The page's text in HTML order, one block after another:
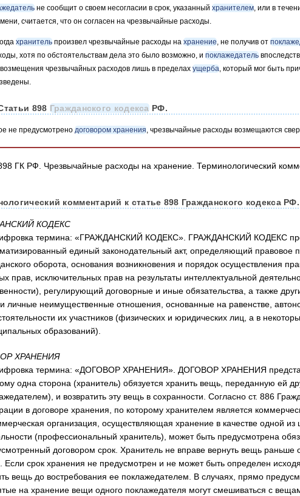
не сообщит о своем несогласии в срок, указанный хранителем, или в
считается, что он согласен на чрезвычайные расходы.
хранитель произвел чрезвычайные расходы на хранение, не получив от
хотя по обстоятельствам дела это было возможно, и поклажедатель
чрезвычайных расходов лишь в пределах ущерба, который мог быть
898 Гражданского кодекса РФ.
не предусмотрено договором хранения , чрезвычайные расходы возмещаются
комментарий к статье 898 Гражданского кодекса РФ.
КОДЕКС
термина: «ГРАЖДАНСКИЙ КОДЕКС». ГРАЖДАНСКИЙ КОДЕКС
единый законодательный акт, определяющий правовое
оборота, основания возникновения и порядок осуществления
прав, исключительных прав на результаты интеллектуальной
регулирующий договорные и иные обязательства, а также
личные неимущественные отношения, основанные на равенстве,
их участников (физических и юридических лиц, а в
образований).
ХРАНЕНИЯ
термина: «ДОГОВОР ХРАНЕНИЯ». ДОГОВОР ХРАНЕНИЯ
одна сторона (хранитель) обязуется хранить вещь, переданную ей
и возвратить эту вещь в сохранности. Согласно ст. 886
в договоре хранения, по которому хранителем является
организация, осуществляющая хранение в качестве одной
(профессиональный хранитель), может быть предусмотрена
договором срок. Хранитель не вправе вернуть вещь раньше
Если срок хранения не предусмотрен и не может быть определен
вещь до востребования ее поклажедателем. В случаях, прямо
на хранение вещи одного поклажедателя могут смешиваться с